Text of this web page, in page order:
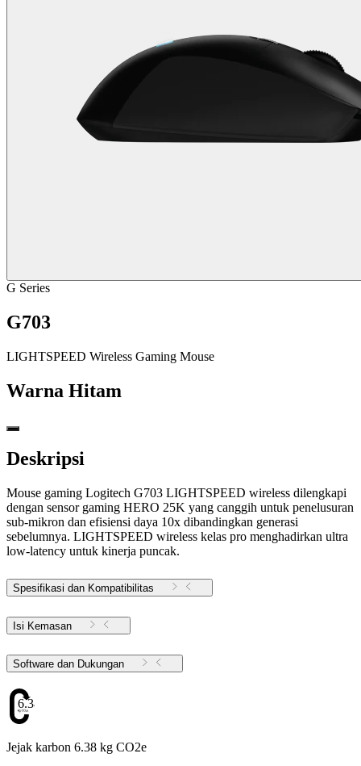
G Series
G703
LIGHTSPEED Wireless Gaming Mouse
Warna Hitam
Deskripsi
Mouse gaming Logitech G703 LIGHTSPEED wireless dilengkapi
dengan sensor gaming HERO 25K yang canggih untuk penelusuran
sub-mikron dan efisiensi daya 10x dibandingkan generasi
sebelumnya. LIGHTSPEED wireless kelas pro menghadirkan ultra
low-latency untuk kinerja puncak.
Spesifikasi dan Kompatibilitas
Isi Kemasan
Software dan Dukungan
6.38
Jejak karbon 6.38 kg CO2e